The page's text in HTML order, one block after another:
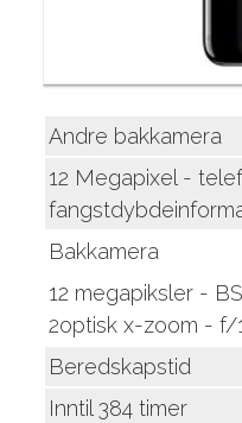
Andre bakkamera
12 Megapixel -
Bakkamera
12 megapiksler -
2optisk x-zoom - f/
Beredskapstid
Inntil 384 timer